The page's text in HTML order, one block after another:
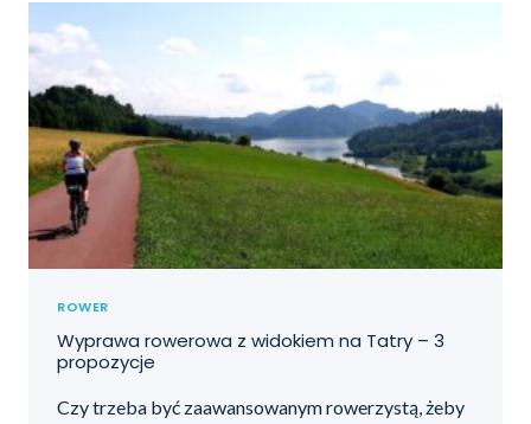
ROWER
Wyprawa rowerowa z widokiem na Tatry – 3
propozycje
Czy trzeba być zaawansowanym rowerzystą, żeby